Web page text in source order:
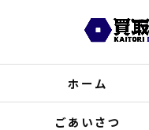
ホーム
ごあいさつ